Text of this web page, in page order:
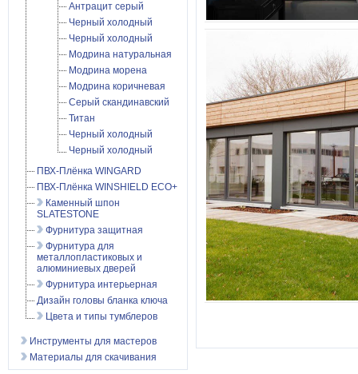
Антрацит серый
Черный холодный
Черный холодный
Модрина натуральная
Модрина морена
Модрина коричневая
Серый скандинавский
Титан
Черный холодный
Черный холодный
ПВХ-Плёнка WINGARD
ПВХ-Плёнка WINSHIELD ECO+
Каменный шпон
SLATESTONE
Фурнитура защитная
Фурнитура для
металлопластиковых и
алюминиевых дверей
Фурнитура интерьерная
Дизайн головы бланка ключа
Цвета и типы тумблеров
Инструменты для мастеров
Материалы для скачивания